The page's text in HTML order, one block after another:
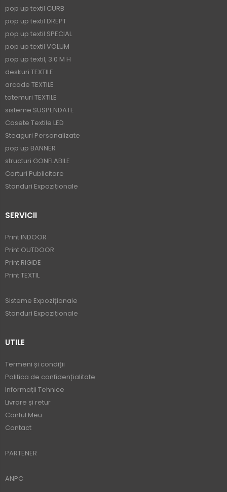
pop up textil CURB
pop up textil DREPT
pop up textil SPECIAL
pop up textil VOLUM
pop up textil, 3.0 M H
deskuri TEXTILE
arcade TEXTILE
totemuri TEXTILE
sisteme SUSPENDATE
Casete Textile LED
Steaguri Personalizate
pop up BANNER
structuri GONFLABILE
Corturi Publicitare
Standuri Expoziționale
SERVICII
Print INDOOR
Print OUTDOOR
Print RIGIDE
Print TEXTIL
Sisteme Expoziționale
Standuri Expoziționale
UTILE
Termeni și condiții
Politica de confidențialitate
Informații Tehnice
Livrare și retur
Contul Meu
Contact
PARTENER
ANPC